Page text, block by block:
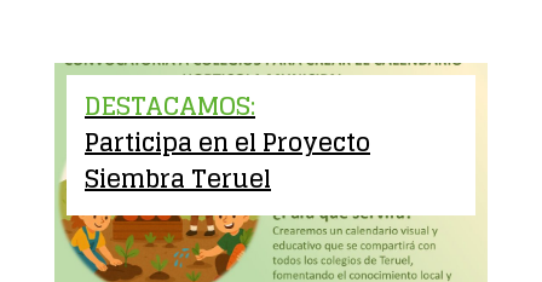
DESTACAMOS:
Participa en el Proyecto
Siembra Teruel